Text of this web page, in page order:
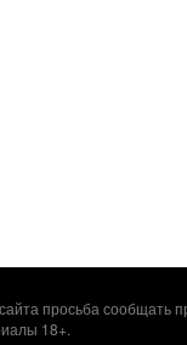
просьба
18+.